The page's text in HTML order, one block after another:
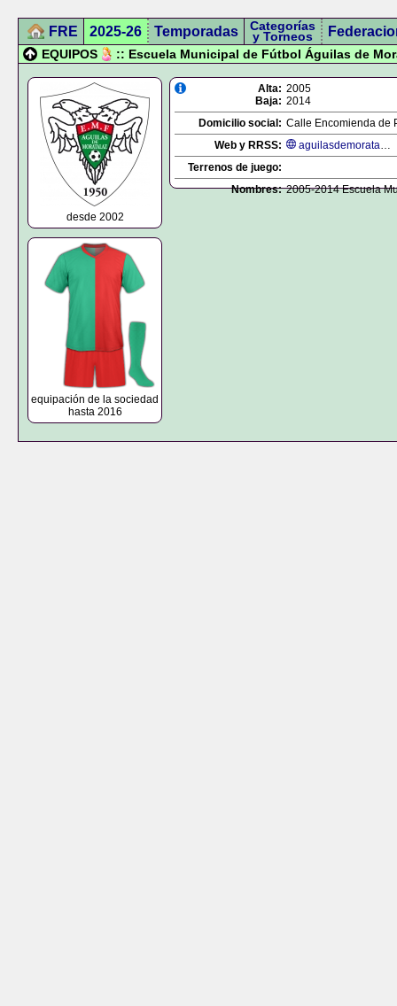
FRE 2025-26 Temporadas Categorías
y Torneos
EQUIPOS :: Escuela Municipal de Fútbol Águilas de
desde 2002
equipación de la sociedad
hasta 2016
Alta: 2005
Baja: 2014
Domicilio social: Calle Encomienda de
Web y RRSS:
aguilasdemoratalaz.com
Terrenos de juego:
Nombres: 2005-2014 Escuela